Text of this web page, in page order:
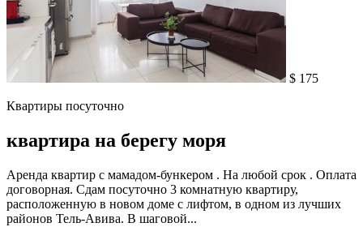
$ 175
Квартиры посуточно
квартира на берегу моря
Аренда квартир с мамадом-бункером . На любой срок . Оплата
договорная. Сдам посуточно 3 комнатную квартиру,
расположенную в новом доме с лифтом, в одном из лучших
районов Тель-Авива. В шаговой...